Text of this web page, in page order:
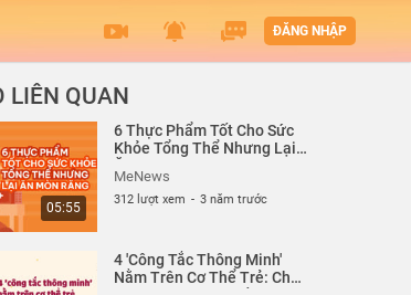
ĐĂNG NHẬP
LIÊN QUAN
05:55
6 Thực Phẩm Tốt Cho Sức
Khỏe Tổng Thể Nhưng Lại
MeNews
312 lượt xem - 3 năm trước
4 'Công Tắc Thông Minh'
Nằm Trên Cơ Thể Trẻ: Cha